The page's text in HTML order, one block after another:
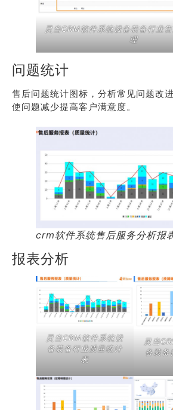
灵当CRM软件系统设备装备行业
理
问题统计
售后问题统计图标，分析常见问题改
使问题减少提高客户满意度。
crm软件系统售后服务分析报
报表分析
灵当CRM软件系统设
备装备行业质量统计
表
灵当
备装备